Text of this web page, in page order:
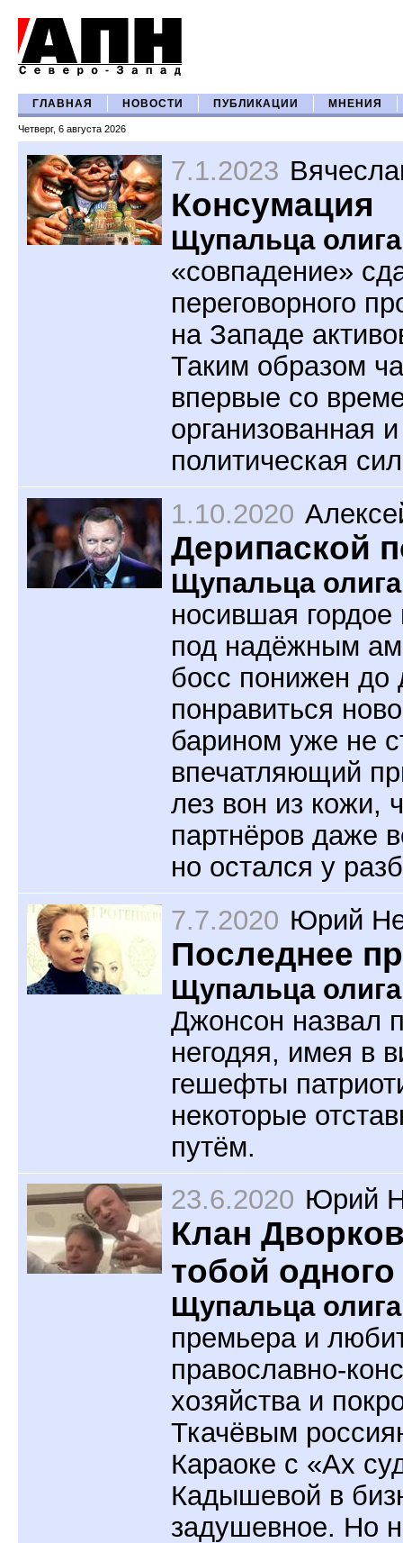
ГЛАВНАЯ НОВОСТИ ПУБЛИКАЦИИ МНЕНИЯ
Четверг, 6 августа 2026
7.1.2023
Консумация
Щупальца
«совпадение»
переговорного
на Западе
Таким образом
впервые со
организованная
политическая
1.10.2020
Дерипаской
Щупальца
носившая
под надёжным
босс понижен до
понравиться
барином уже не
впечатляющий
лез вон из кожи,
партнёров даже
но остался у
7.7.2020 Юрий
Последнее
Щупальца
Джонсон назвал
негодяя, имея в
гешефты
некоторые
путём.
23.6.2020 Юрий
Клан
тобой
Щупальца
премьера и
православно-
хозяйства и
Ткачёвым
Караоке с «Ах
Кадышевой в
задушевное. Но